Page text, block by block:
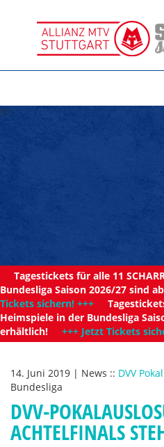
11
Tagestickets für alle 11
Bundesliga Saison 2026/27 sind
Tickets sichern! +++ Tagestickets
Heimspiele in der Bundesliga
erhältlich! +++ Jetzt Tickets
14. Juni 2019 | News :: DVV Pokal
Bundesliga
DVV-
ACHTELFINALS